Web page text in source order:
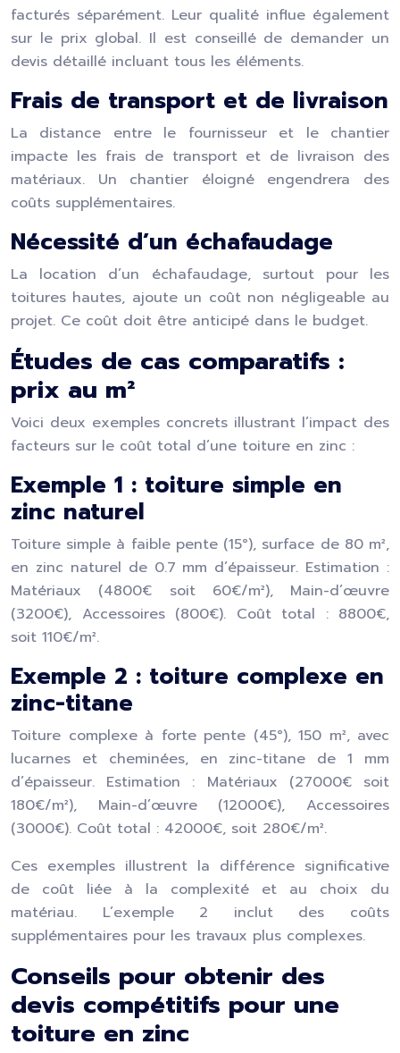
facturés séparément. Leur qualité influe également
sur le prix global. Il est conseillé de demander un
devis détaillé incluant tous les éléments.
Frais de transport et de livraison
La distance entre le fournisseur et le chantier
impacte les frais de transport et de livraison des
matériaux. Un chantier éloigné engendrera des
coûts supplémentaires.
Nécessité d’un échafaudage
La location d’un échafaudage, surtout pour les
toitures hautes, ajoute un coût non négligeable au
projet. Ce coût doit être anticipé dans le budget.
Études de cas comparatifs :
prix au m²
Voici deux exemples concrets illustrant l’impact des
facteurs sur le coût total d’une toiture en zinc :
Exemple 1 : toiture simple en
zinc naturel
Toiture simple à faible pente (15°), surface de 80 m²,
en zinc naturel de 0.7 mm d’épaisseur. Estimation :
Matériaux (4800€ soit 60€/m²), Main-d’œuvre
(3200€), Accessoires (800€). Coût total : 8800€,
soit 110€/m².
Exemple 2 : toiture complexe en
zinc-titane
Toiture complexe à forte pente (45°), 150 m², avec
lucarnes et cheminées, en zinc-titane de 1 mm
d’épaisseur. Estimation : Matériaux (27000€ soit
180€/m²), Main-d’œuvre (12000€), Accessoires
(3000€). Coût total : 42000€, soit 280€/m².
Ces exemples illustrent la différence significative
de coût liée à la complexité et au choix du
matériau. L’exemple 2 inclut des coûts
supplémentaires pour les travaux plus complexes.
Conseils pour obtenir des
devis compétitifs pour une
toiture en zinc